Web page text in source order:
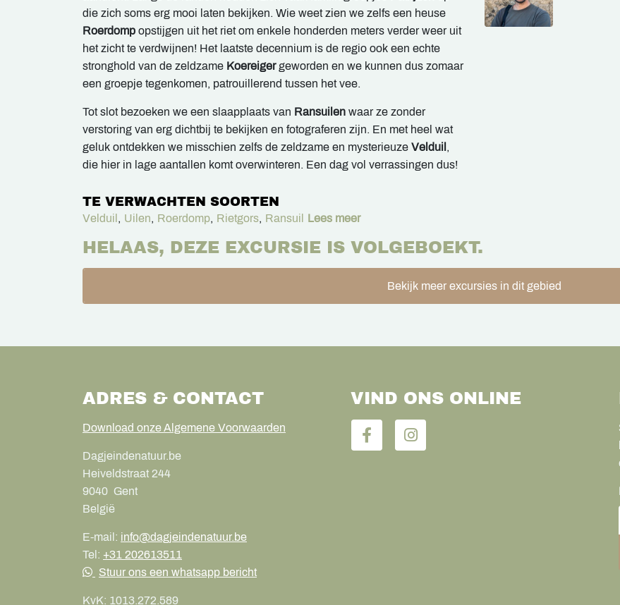
die zich soms erg mooi laten bekijken. Wie weet zien we zelfs een heuse
Roerdomp opstijgen uit het riet om enkele honderden meters verder weer uit
het zicht te verdwijnen! Het laatste decennium is de regio ook een echte
stronghold van de zeldzame Koereigergeworden en we kunnen dus zomaar
een groepje tegenkomen, patrouillerend tussen het vee.
Tot slot bezoeken we een slaapplaats van Ransuilen waar ze zonder
verstoring van erg dichtbij te bekijken en fotograferen zijn. En met heel wat
geluk ontdekken we misschien zelfs de zeldzame en mysterieuze Velduil ,
die hier in lage aantallen komt overwinteren. Een dag vol verrassingen dus!
TE VERWACHTEN SOORTEN
Velduil , Uilen, Roerdomp, Rietgors, Ransuil Lees meer
HELAAS, DEZE EXCURSIE IS VOLGEBOEKT.
Bekijk meer excursies in dit gebied
ADRES & CONTACT
Download onze Algemene Voorwaarden
Dagjeindenatuur.be
Heiveldstraat 244
9040 Gent
België
E-mail: info@dagjeindenatuur.be
Tel: +31 202613511
Stuur ons een whatsapp bericht
KvK: 1013.272.589
VIND ONS ONLINE